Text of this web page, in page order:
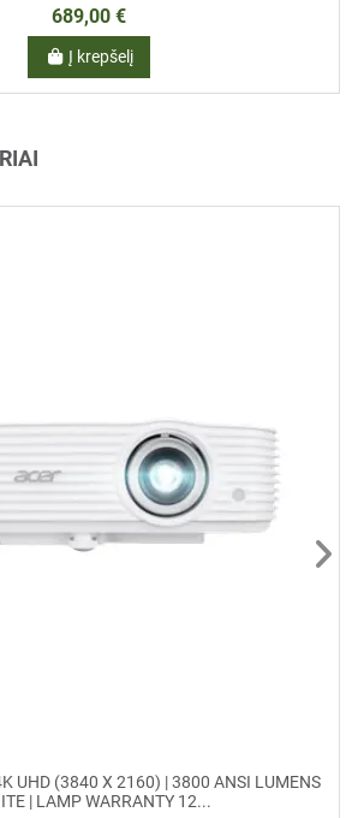
689,00 €
Į krepšelį
UHD (3840 X 2160) | 3800 ANSI LUMENS
| LAMP WARRANTY 12...